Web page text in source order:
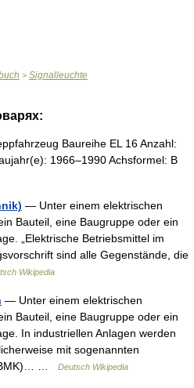
> Signalleuchte
Baureihe EL 16 Anzahl:
1966–1990 Achsformel: B
— Unter einem elektrischen
Bauteil, eine Baugruppe oder ein
„Elektrische Betriebsmittel im
sind alle Gegenstände, die
Wikipedia
— Unter einem elektrischen
Bauteil, eine Baugruppe oder ein
In industriellen Anlagen werden
mit sogenannten
…
Deutsch Wikipedia